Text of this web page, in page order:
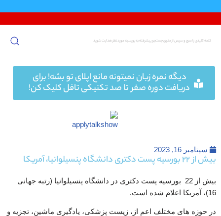
پرش
به
دیگه نمره زبان نمیتونه مانع اپلای تو بشه! برای
دریافت دوره صفر تا صد تکنیکی تافل کلیک کن!
سپتامبر 16, 2023
بیش از 22 بورسیه پست دکتری دانشگاه پنسیلوانیا، آمریکا
بیش از 22 بورسیه پست دکتری در دانشگاه پنسیلوانیا (رتبه جهانی
16)، آمریکا اعلام شده است.
در حوزه های مختلف اعم از، زیست پزشکی، یادگیری ماشین، تجزیه و